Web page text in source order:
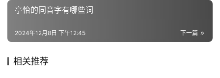
组
词
亭怡的同音字有哪些词
下一篇
2024年12月8日 下午12:45
相关推荐